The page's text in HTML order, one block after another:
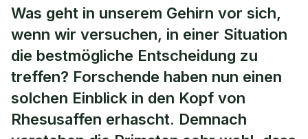
Auch Affen verstehen, wann sich
Geduld lohnt
Was geht in unserem Gehirn vor sich,
wenn wir versuchen, in einer Situation
die bestmögliche Entscheidung zu
treffen? Forschende haben nun einen
solchen Einblick in den Kopf von
Rhesusaffen erhascht. Demnach